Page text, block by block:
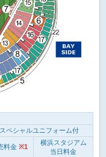
スペシャルユニフォーム付
料金 ※1
横浜スタジアム
当日料金